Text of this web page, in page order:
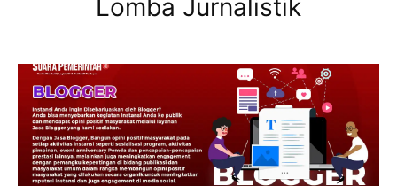
Lomba Jurnalistik